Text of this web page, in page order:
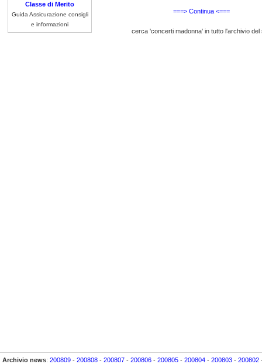
Classe di Merito
Guida Assicurazione consigli
e informazioni
===> Continua <===
cerca 'concerti madonna' in tutto l'archivio del
Archivio news: 200809 - 200808 - 200807 - 200806 - 200805 - 200804 - 200803 - 200802